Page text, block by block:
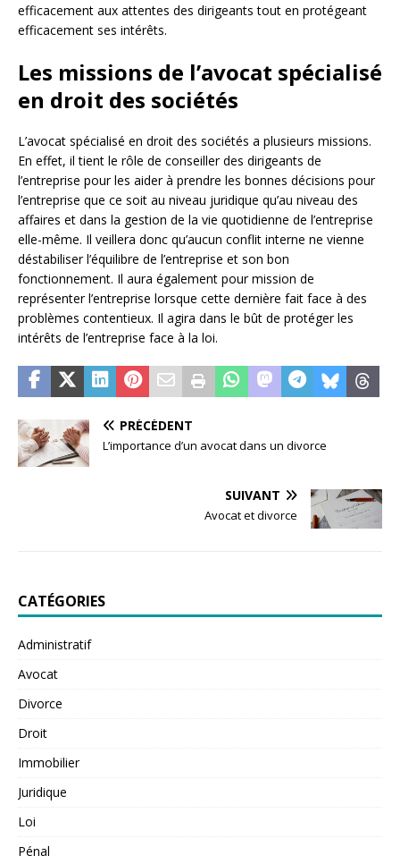
efficacement aux attentes des dirigeants tout en protégeant
efficacement ses intérêts.
Les missions de l’avocat spécialisé
en droit des sociétés
L’avocat spécialisé en droit des sociétés a plusieurs missions.
En effet, il tient le rôle de conseiller des dirigeants de
l’entreprise pour les aider à prendre les bonnes décisions pour
l’entreprise que ce soit au niveau juridique qu’au niveau des
affaires et dans la gestion de la vie quotidienne de l’entreprise
elle-même. Il veillera donc qu’aucun conflit interne ne vienne
déstabiliser l’équilibre de l’entreprise et son bon
fonctionnement. Il aura également pour mission de
représenter l’entreprise lorsque cette dernière fait face à des
problèmes contentieux. Il agira dans le bût de protéger les
intérêts de l’entreprise face à la loi.
PRÉCÉDENT
L’importance d’un avocat dans un divorce
SUIVANT
Avocat et divorce
CATÉGORIES
Administratif
Avocat
Divorce
Droit
Immobilier
Juridique
Loi
Pénal